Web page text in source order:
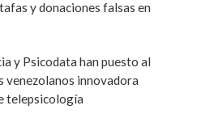
y donaciones falsas en
y Psicodata han puesto al
venezolanos innovadora
telepsicología